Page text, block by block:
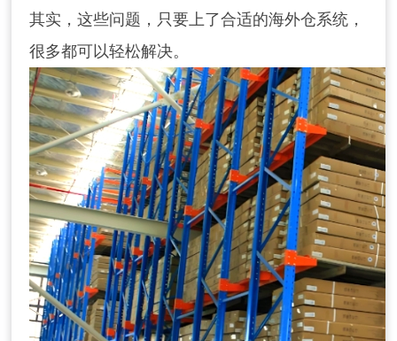
其实，这些问题，只要上了合适的海外仓系统，
很多都可以轻松解决。